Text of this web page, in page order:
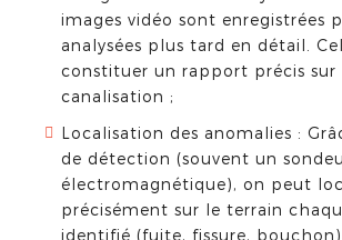
images vidéo sont enregistrées
analysées plus tard en détail.
constituer un rapport précis sur
canalisation ;
Localisation des anomalies :
de détection (souvent un
électromagnétique), on peut
précisément sur le terrain
identifié (fuite, fissure, bouchon)